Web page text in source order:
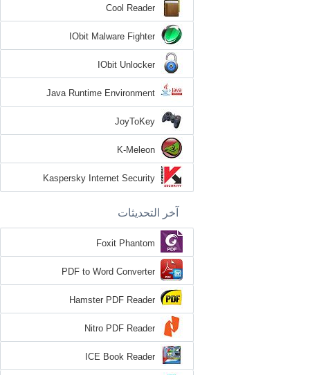
Cool Reader
IObit Malware Fighter
IObit Unlocker
Java Runtime Environment
JoyToKey
K-Meleon
Kaspersky Internet Security
آخر التحديثات
Foxit Phantom
PDF to Word Converter
Hamster PDF Reader
Nitro PDF Reader
ICE Book Reader